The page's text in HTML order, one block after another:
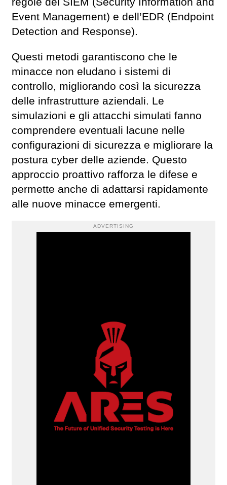
Event Management) e dell’EDR (Endpoint
Detection and Response).
Questi metodi garantiscono che le
minacce non eludano i sistemi di
controllo, migliorando così la sicurezza
delle infrastrutture aziendali. Le
simulazioni e gli attacchi simulati fanno
comprendere eventuali lacune nelle
configurazioni di sicurezza e migliorare la
postura cyber delle aziende. Questo
approccio proattivo rafforza le difese e
permette anche di adattarsi rapidamente
alle nuove minacce emergenti.
ADVERTISING